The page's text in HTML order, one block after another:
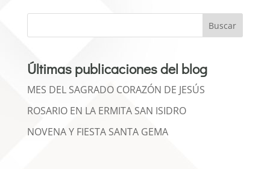
Buscar
Últimas publicaciones del blog
MES DEL SAGRADO CORAZÓN DE JESÚS
ROSARIO EN LA ERMITA SAN ISIDRO
NOVENA Y FIESTA SANTA GEMA